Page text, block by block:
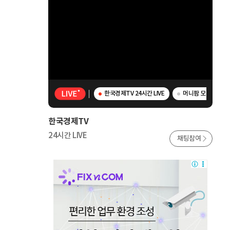
한국경제TV 24시간 LIVE 머니팜 모닝라이브
한국경제TV
24시간 LIVE 채팅참여